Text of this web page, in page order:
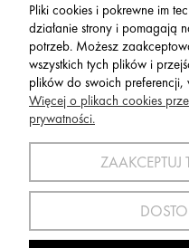
SPORT 2002 ||
dolnośląskie,
Wszelkie Prawa
Wdrożenie:Agencja
Pliki cookies i pokrewne im
działanie strony i pomagają
potrzeb. Możesz
wszystkich tych plików i
plików do swoich
Więcej o plikach cookies
prywatności.
ZAAKCEPTUJ